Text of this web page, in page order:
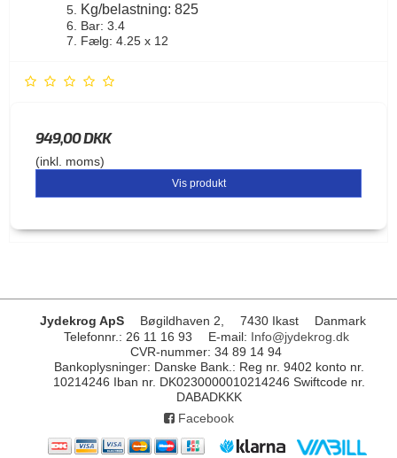
Kg/belastning: 825
Bar: 3.4
Fælg: 4.25 x 12
949,00 DKK
(inkl. moms)
Vis produkt
Jydekrog ApS Bøgildhaven 2, 7430 Ikast
Danmark
Telefonnr. : 26 11 16 93 E-mail: Info@jydekrog.dk
CVR-nummer: 34 89 14 94
Bankoplysninger: Danske Bank.: Reg nr. 9402 konto nr.
10214246 Iban nr. DK0230000010214246 Swiftcode nr.
DABADKKK
Facebook